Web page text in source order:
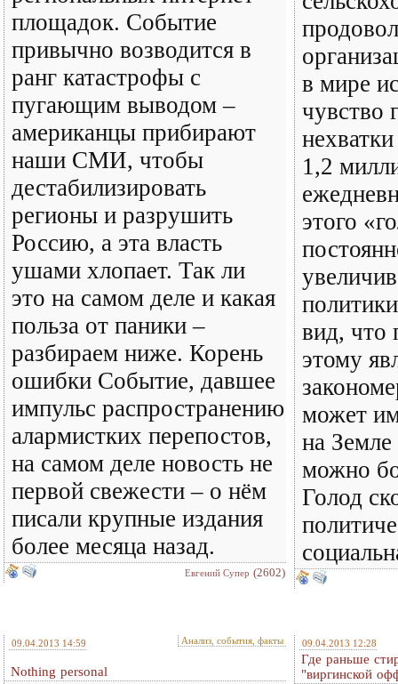
площадок. Событие
привычно возводится в
ранг катастрофы с
пугающим выводом –
американцы прибирают
наши СМИ, чтобы
дестабилизировать
регионы и разрушить
Россию, а эта власть
ушами хлопает. Так ли
это на самом деле и какая
польза от паники –
разбираем ниже. Корень
ошибки Событие, давшее
импульс распространению
алармистких перепостов,
на самом деле новость не
первой свежести – о нём
писали крупные издания
более месяца назад.
Евгений Супер (2602)
в мире
чувство
1,2
этого
вид, что
этому
может
на Земле
можно
Голод
09.04.2013 14:59 Анализ, события, факты
Nothing personal
09.04.2013 12:28
Где раньше
"виргинской